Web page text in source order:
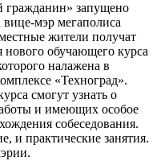
гражданин» запущено
мэр мегаполиса
жители получат
нового обучающего курса
налажена в
«Техноград».
смогут узнать о
и имеющих особое
собеседования.
и практические занятия.